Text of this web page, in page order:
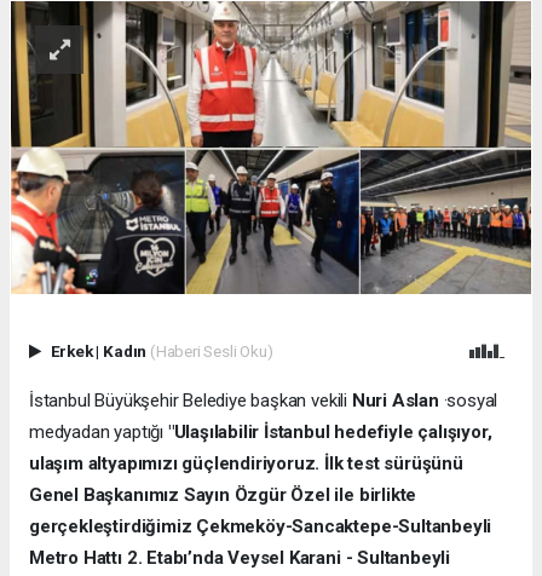
Erkek| Kadın (Haberi Sesli Oku)
İstanbul Büyükşehir Belediye başkan vekili Nuri Aslan ·sosyal
medyadan yaptığı "Ulaşılabilir İstanbul hedefiyle çalışıyor,
ulaşım altyapımızı güçlendiriyoruz. İlk test sürüşünü
Genel Başkanımız Sayın Özgür Özel ile birlikte
gerçekleştirdiğimiz Çekmeköy-Sancaktepe-Sultanbeyli
Metro Hattı 2. Etabı’nda Veysel Karani - Sultanbeyli